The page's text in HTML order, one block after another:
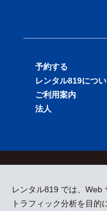
レンタル819 では、Web
トラフィック分析を目的
予約する
バイクを探す
店舗を探す
レンタル819につ
料金表
ご利用案内
法人
採用情報